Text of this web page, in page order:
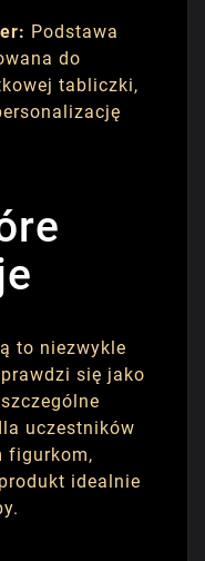
Podstawa
do
tabliczki,
to niezwykle
się jako
uczestników
figurkom,
idealnie